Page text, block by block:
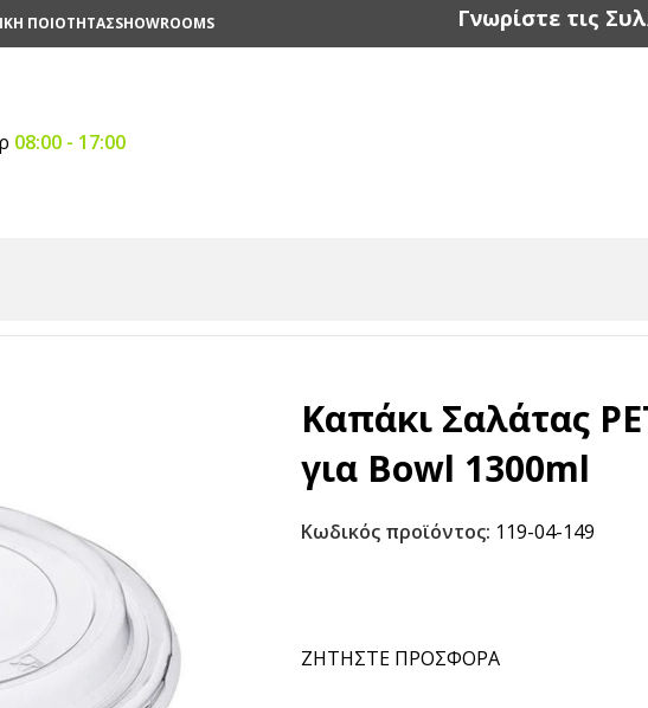
ΠΟΙΟΤΗΤΑΣSHOWROOMS Γνωρίστε τις
08:00 - 17:00
Καπάκι Σαλάτας
για Bowl 1300ml
Κωδικός προϊόντος: 119-04-149
ΖΗΤΗΣΤΕ ΠΡΟΣΦΟΡΑ